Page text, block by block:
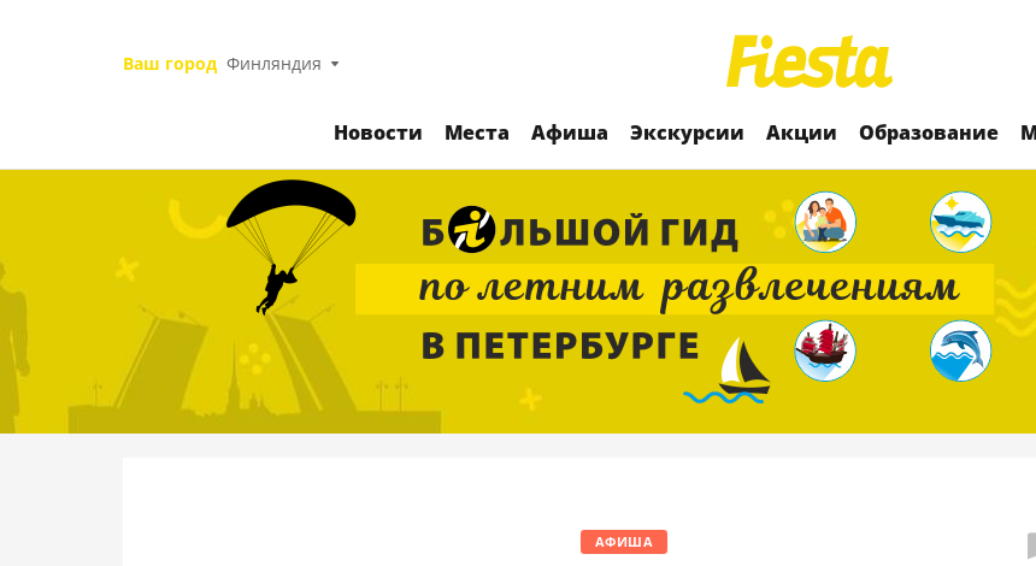
Ваш город Финляндия
Новости Места Афиша Экскурсии Акции Образование
АФИША